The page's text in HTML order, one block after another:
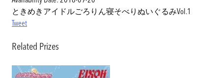
ときめきアイドルごろりん寝そべりぬいぐるみVol.1
Tweet
Related Prizes